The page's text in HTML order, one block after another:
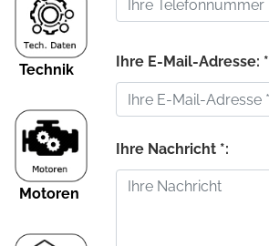
Technik
Motoren
Ihre E-Mail-Adresse: *
Ihre Nachricht *: